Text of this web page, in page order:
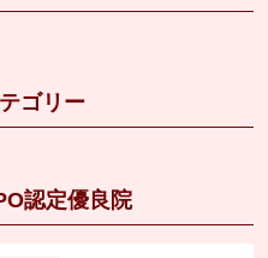
ゴリー
認定優良院